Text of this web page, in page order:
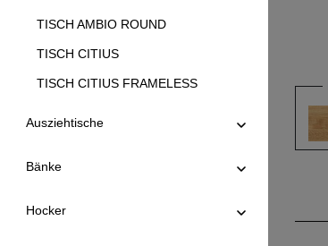
TISCH AMBIO ROUND
TISCH CITIUS
TISCH CITIUS FRAMELESS
TISCH CONVERTO
Ausziehtische
Bänke
Hocker